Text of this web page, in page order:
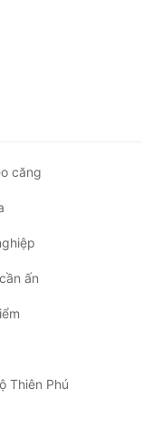
căng
ấn
Thiên Phú